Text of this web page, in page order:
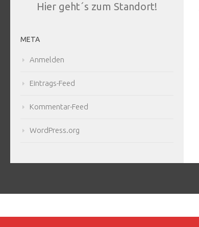
Hier geht´s zum Standort!
META
Anmelden
Eintrags-Feed
Kommentar-Feed
WordPress.org